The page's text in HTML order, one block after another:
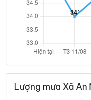
Lượng mưa Xã